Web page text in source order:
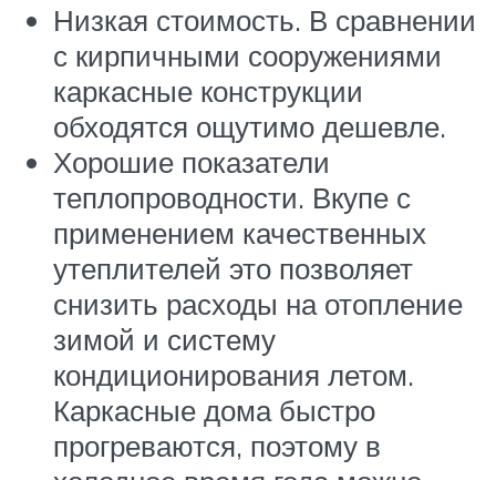
Низкая стоимость. В сравнении
с кирпичными сооружениями
каркасные конструкции
обходятся ощутимо дешевле.
Хорошие показатели
теплопроводности. Вкупе с
применением качественных
утеплителей это позволяет
снизить расходы на отопление
зимой и систему
кондиционирования летом.
Каркасные дома быстро
прогреваются, поэтому в